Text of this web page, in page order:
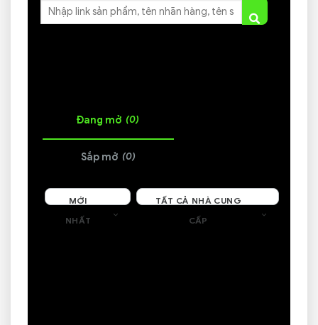
Đang mở (0)
Sắp mở (0)
MỚI
NHẤT
TẤT CẢ NHÀ CUNG
CẤP